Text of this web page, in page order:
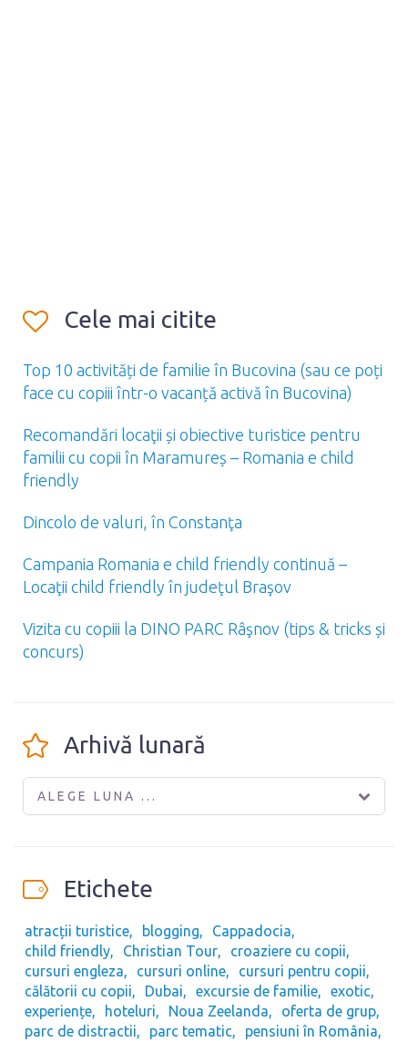
Cele mai citite
Top 10 activități de familie în Bucovina (sau ce poți
face cu copiii într-o vacanță activă în Bucovina)
Recomandări locaţii și obiective turistice pentru
familii cu copii în Maramureș – Romania e child
friendly
Dincolo de valuri, în Constanţa
Campania Romania e child friendly continuă –
Locaţii child friendly în judeţul Braşov
Vizita cu copiii la DINO PARC Râşnov (tips & tricks și
concurs)
Arhivă lunară
ALEGE LUNA ...
Etichete
atracții turistice blogging
Cappadocia
child friendly
Christian Tour
croaziere cu copii
cursuri engleza
cursuri online
cursuri pentru copii
călătorii cu copii
Dubai excursie de familie
exotic
experiențe
hoteluri Noua Zeelanda
oferta de grup
parc de distractii
parc tematic
pensiuni în România